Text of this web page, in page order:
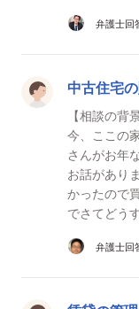
事...
弁護士回
中古住宅
【相談の背
今、ここの家
さんがお年
お話があり
かったので
でさてどう
弁護士回